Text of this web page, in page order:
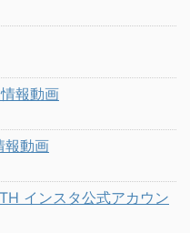
報動画
動画
インスタ公式アカウン